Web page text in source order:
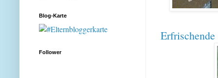
Blog-Karte
Follower